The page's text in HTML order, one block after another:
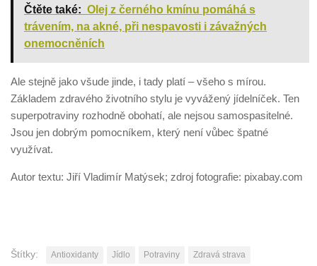
Čtěte také: Olej z černého kmínu pomáhá s
trávením, na akné, při nespavosti i závažných
onemocněních
Ale stejně jako všude jinde, i tady platí – všeho s mírou.
Základem zdravého životního stylu je vyvážený jídelníček. Ten
superpotraviny rozhodně obohatí, ale nejsou samospasitelné.
Jsou jen dobrým pomocníkem, který není vůbec špatné
využívat.
Autor textu: Jiří Vladimír Matýsek; zdroj fotografie: pixabay.com
Štítky: Antioxidanty Jídlo Potraviny Zdravá strava